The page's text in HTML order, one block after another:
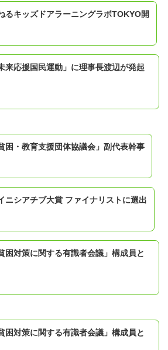
るキッズドアラーニングラボTOKYO開
来応援国民運動」に理事長渡辺が発起
困・教育支援団体協議会」副代表幹事
ニシアチブ大賞 ファイナリストに選出
困対策に関する有識者会議」構成員と
困対策に関する有識者会議」構成員と